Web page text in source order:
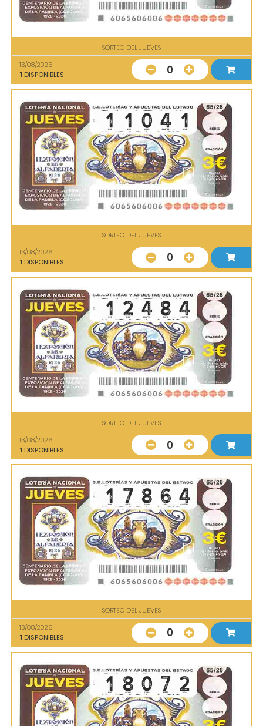
SORTEO DEL JUEVES
13/08/2026
1 DISPONIBLES 0
SORTEO DEL JUEVES
13/08/2026
1 DISPONIBLES 0
SORTEO DEL JUEVES
13/08/2026
1 DISPONIBLES 0
SORTEO DEL JUEVES
13/08/2026
1 DISPONIBLES 0